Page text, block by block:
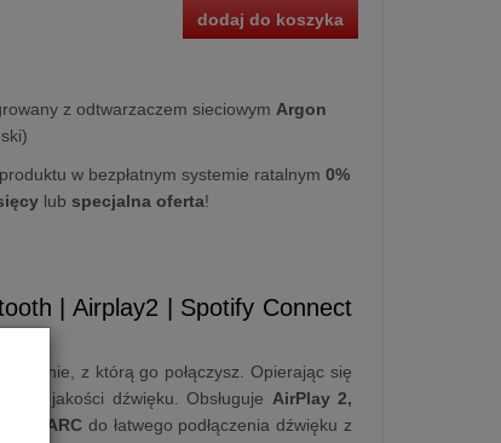
dodaj do koszyka
z odtwarzaczem sieciowym Argon
w bezpłatnym systemie ratalnym 0%
lub specjalna oferta!
| Airplay2 | Spotify Connect
z którą go połączysz. Opierając się
jakości dźwięku. Obsługuje AirPlay 2,
HDMI ARC do łatwego podłączenia dźwięku z